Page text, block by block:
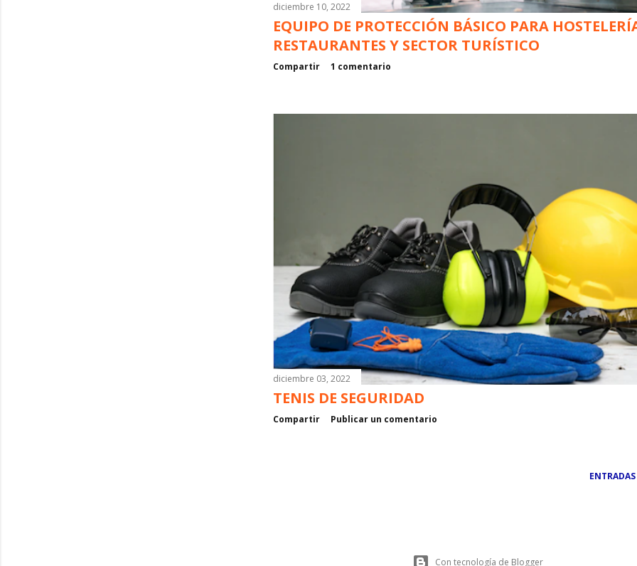
diciembre 10, 2022
EQUIPO DE PROTECCIÓN BÁSICO PARA
RESTAURANTES Y SECTOR TURÍSTICO
Compartir 1 comentario
diciembre 03, 2022
TENIS DE SEGURIDAD
Compartir Publicar un comentario
Con tecnología de Blogger